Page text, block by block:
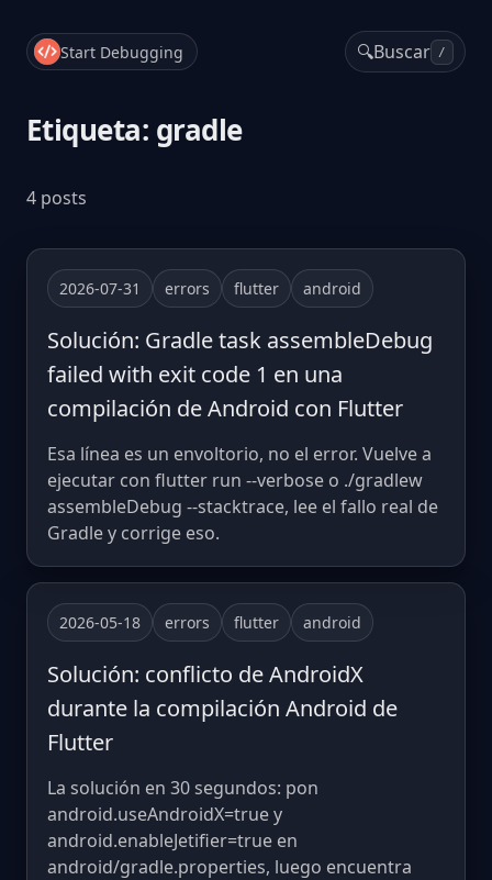
Start Debugging 🔍Buscar /
Etiqueta: gradle
4 posts
2026-07-31 errors flutter android
Solución: Gradle task assembleDebug
failed with exit code 1 en una
compilación de Android con Flutter
Esa línea es un envoltorio, no el error. Vuelve a
ejecutar con flutter run --verbose o ./gradlew
assembleDebug --stacktrace, lee el fallo real de
Gradle y corrige eso.
2026-05-18 errors flutter android
Solución: conflicto de AndroidX
durante la compilación Android de
Flutter
La solución en 30 segundos: pon
android.useAndroidX=true y
android.enableJetifier=true en
android/gradle.properties, luego encuentra